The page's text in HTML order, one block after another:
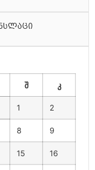
შ კ
1 2
8 9
15 16